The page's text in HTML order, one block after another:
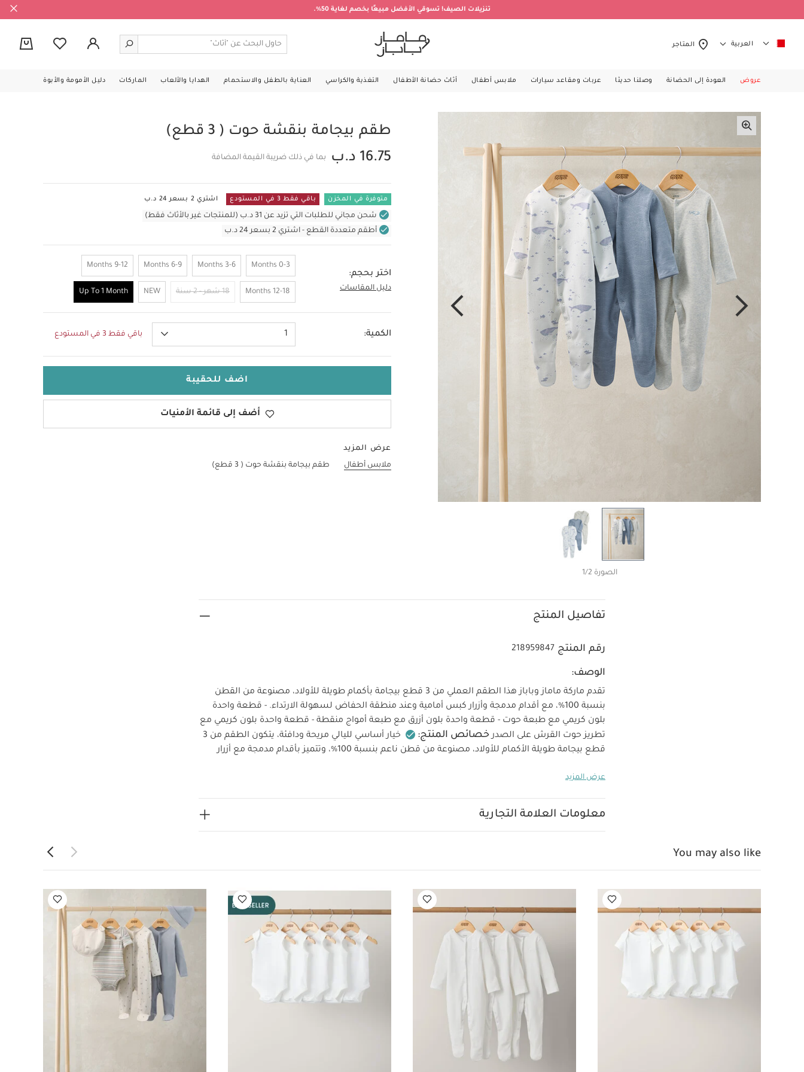
تنزيلات الصيف! تسوقي الأفضل مبيعًا بخصم لغاية 50%.
العربية المتاجر
عروض العودة إلى الحضانة وصلنا حديثا عربات ومقاعد سيارات ملابس أطفال أثاث حضانة الأطفال التغذية والكراسي العناية بالطفل والاستحمام الهدايا والألعاب الماركات دليل الأمومة والأبوة
الصورة 1/2
طقم بيجامة بنقشة حوت ( 3 قطع)
16.75 د.ب
بما في ذلك ضريبة القيمة المضافة
متوفرة في المخزن باقي فقط 3 في المستودع اشتري 2 بسعر 24 د.ب
شحن مجاني للطلبات التي تزيد عن 31 د.ب (للمنتجات غير بالأثاث فقط)
أطقم متعددة القطع - اشتري 2 بسعر 24 د.ب
اختر بحجم:
دليل المقاسات
0-3 Months
3-6 Months
6-9 Months
9-12 Months
12-18 Months 18 شهر - 2 سنة NEW
Up To 1 Month Up To 1 Month
الكمية: 1 باقي فقط 3 في المستودع
اضف للحقيبة
أضف إلى قائمة الأمنيات
عرض المزيد
ملابس أطفال
طقم بيجامة بنقشة حوت ( 3 قطع)
تفاصيل المنتج
رقم المنتج 218959847
الوصف:
تقدم ماركة ماماز وباباز هذا الطقم العملي من 3 قطع بيجامة بأكمام طويلة للأولاد، مصنوعة من القطن
بنسبة 100%، مع أقدام مدمجة وأزرار كبس أمامية وعند منطقة الحفاض لسهولة الارتداء. - قطعة واحدة
بلون كريمي مع طبعة حوت - قطعة واحدة بلون أزرق مع طبعة أمواج منقطة - قطعة واحدة بلون كريمي مع
تطريز حوت القرش على الصدر خصائص المنتج:
خيار أساسي لليالي مريحة ودافئة، يتكون الطقم من 3
قطع بيجامة طويلة الأكمام للأولاد، مصنوعة من قطن ناعم بنسبة 100%، وتتميز بأقدام مدمجة مع أزرار
وقطعة بلون أزرق بنقشة أمواج منقطة تغطي كامل التصميم، بالإضافة إلى قطعة كريمية مع تطريز حوت
درجة حرارة 40
لا يُستخدم المبيض
عرض المزيد
معلومات العلامة التجارية
You may also like